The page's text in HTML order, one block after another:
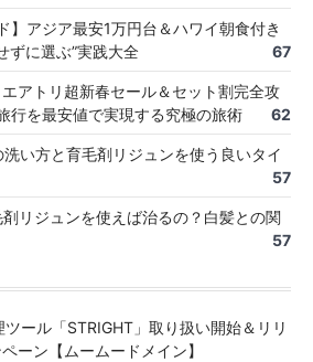
】アジア最安1万円台＆ハワイ朝食付き
ずに選ぶ”実践大全
67
アトリ超新春セール＆セット割完全攻
行を最安値で実現する究極の旅術
62
い方と育毛剤リジュンを使う良いタイ
57
リジュンを使えば治るの？白髪との関
57
ール「STRIGHT」取り扱い開始＆リリ
ーン【ムームードメイン】